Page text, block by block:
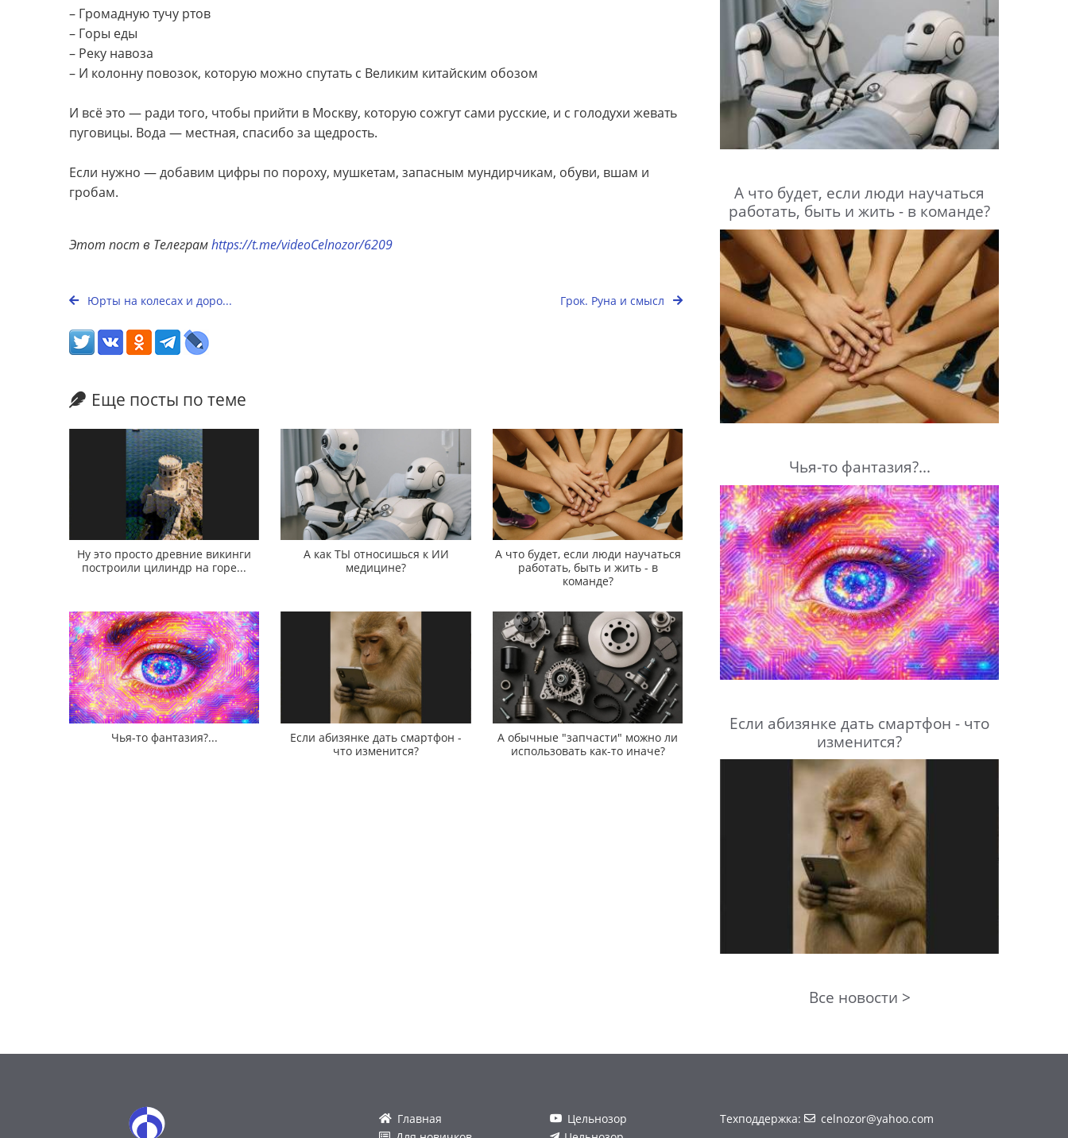
– Громадную тучу ртов
– Горы еды
– Реку навоза
– И колонну повозок, которую можно спутать с Великим китайским обозом
И всё это — ради того, чтобы прийти в Москву, которую сожгут сами русские, и с голодухи жевать
пуговицы. Вода — местная, спасибо за щедрость.
Если нужно — добавим цифры по пороху, мушкетам, запасным мундирчикам, обуви, вшам и
гробам.
Этот пост в Телеграмhttps://t.me/videoCelnozor/6209
Юрты на колесах и доро... Грок. Руна и смысл
Еще посты по теме
Ну это просто древние викинги
построили цилиндр на горе...
А как ТЫ относишься к ИИ
медицине?
А что будет, если люди научаться
работать, быть и жить - в
команде?
Чья-то фантазия?...
Если абизянке дать смартфон -
что изменится?
А обычные "запчасти" можно ли
использовать как-то иначе?
А что будет, если люди научаться
работать, быть и жить - в команде?
Чья-то фантазия?...
Если абизянке дать смартфон - что
изменится?
Все новости >
Главная
Цельнозор
Техподдержка: celnozor@yahoo.com